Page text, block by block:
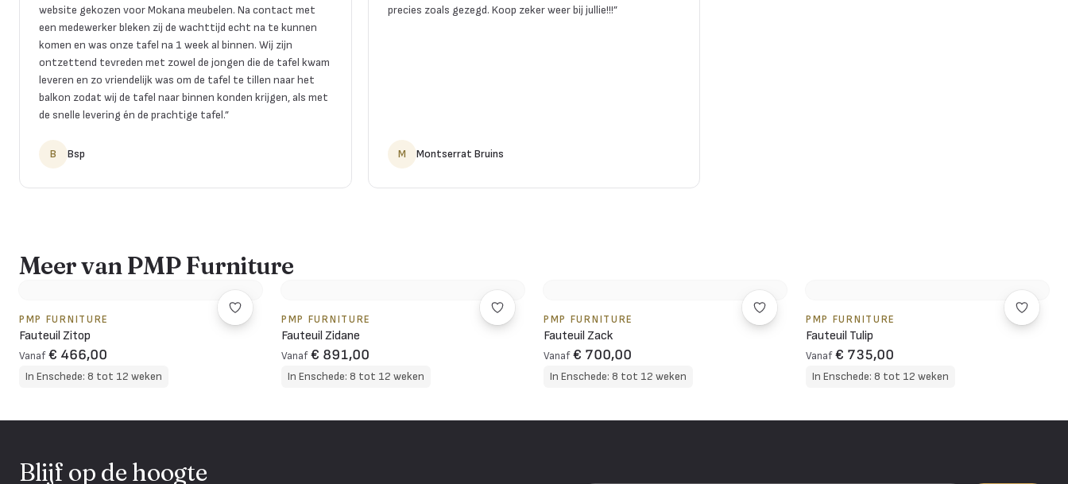
website gekozen voor Mokana meubelen. Na contact met
een medewerker bleken zij de wachttijd echt na te kunnen
komen en was onze tafel na 1 week al binnen. Wij zijn
ontzettend tevreden met zowel de jongen die de tafel kwam
leveren en zo vriendelijk was om de tafel te tillen naar het
balkon zodat wij de tafel naar binnen konden krijgen, als met
de snelle levering én de prachtige tafel.”
B Bsp
precies zoals gezegd. Koop zeker weer bij jullie!!!”
M Montserrat Bruins
Meer van PMP Furniture
PMP FURNITURE
Fauteuil Zitop
Vanaf € 466,00
In Enschede: 8 tot 12 weken
PMP FURNITURE
Fauteuil Zidane
Vanaf € 891,00
In Enschede: 8 tot 12 weken
PMP FURNITURE
Fauteuil Zack
Vanaf € 700,00
In Enschede: 8 tot 12 weken
PMP FURNITURE
Fauteuil Tulip
Vanaf € 735,00
In Enschede: 8 tot 12 weken
Blijf op de hoogte